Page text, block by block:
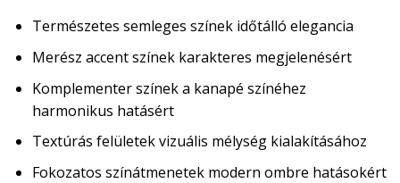
Természetes semleges színek időtálló elegancia
Merész accent színek karakteres megjelenésért
Komplementer színek a kanapé színéhez
harmonikus hatásért
Textúrás felületek vizuális mélység kialakításához
Fokozatos színátmenetek modern ombre hatásokért